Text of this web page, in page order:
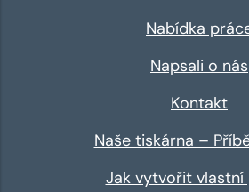
Nabídka
Napsali o nás
Kontakt
Naše tiskárna –
Jak vytvořit vlastní